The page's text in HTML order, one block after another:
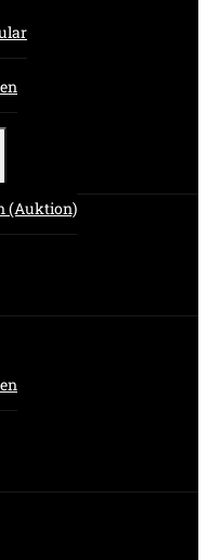
(Auktion)